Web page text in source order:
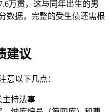
万贯，这与同年出生的男
数据，完整的受生债还需根
建议
意以下几点：
主持法事